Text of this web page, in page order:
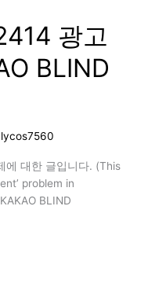
광고
BLIND
lycos7560
에 대한 글입니다. (This
problem in
BLIND